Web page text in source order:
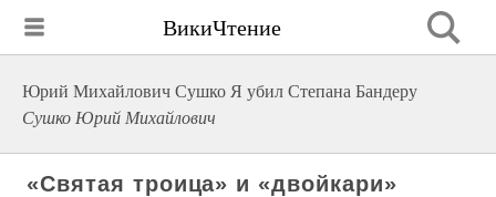
ВикиЧтение
Юрий Михайлович Сушко Я убил Степана Бандеру
Сушко Юрий Михайлович
«Святая троица» и «двойкари»